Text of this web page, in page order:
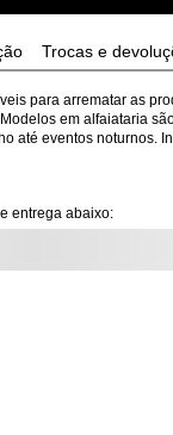
Trocas e
para arrematar as
em alfaiataria
até eventos noturnos.
entrega abaixo: